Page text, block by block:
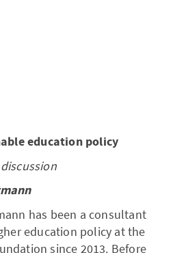
education policy
has been a consultant
education policy at the
since 2013. Before